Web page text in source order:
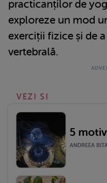
practicanților de
exploreze un mod
exerciții fizice și de
vertebrală.
VEZI SI
5
ANDREEA